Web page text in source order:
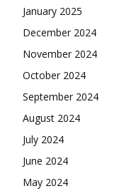
January 2025
December 2024
November 2024
October 2024
September 2024
August 2024
July 2024
June 2024
May 2024